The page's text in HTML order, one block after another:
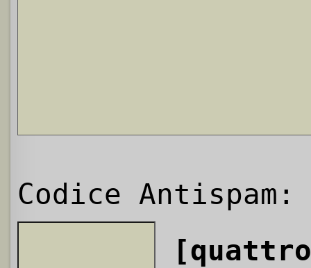
Codice Antispam: